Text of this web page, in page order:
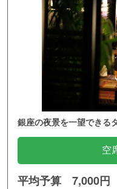
銀座の夜景を一望できる
空
平均予算 7,000円